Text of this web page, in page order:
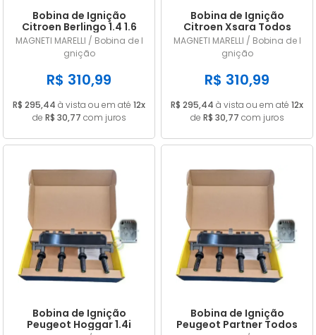
Bobina de Ignição
Citroen Berlingo 1.4 1.6
2000/... em diante
245097
MAGNETI MARELLI / Bobina de I
gnição
R$ 310,99
R$ 295,44 à vista ou em até 12x
de R$ 30,77 com juros
Bobina de Ignição
Citroen Xsara Todos
2000 a 2005 245097
MAGNETI MARELLI / Bobina de I
gnição
R$ 310,99
R$ 295,44 à vista ou em até 12x
de R$ 30,77 com juros
Bobina de Ignição
Peugeot Hoggar 1.4i
Bobina de Ignição
Peugeot Partner Todos